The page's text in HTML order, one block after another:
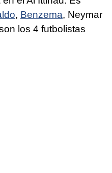
, Benzema, Neymar
los 4 futbolistas